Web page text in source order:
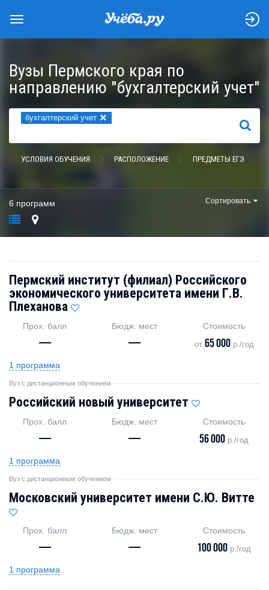
Вузы Пермского края по
направлению "бухгалтерский учет"
бухгалтерский учет ×
НАЙТИ
УСЛОВИЯ ОБУЧЕНИЯ РАСПОЛОЖЕНИЕ ПРЕДМЕТЫ ЕГЭ
6 программ Сортировать
Пермский институт (филиал) Российского
экономического университета имени Г.В.
Плеханова
Прох. балл
—
Бюдж. мест
—
Стоимость
от 65 000р./год
1 программа
Вуз с дистанционным обучением
Российский новый университет
Прох. балл
—
Бюдж. мест
—
Стоимость
56 000 р./год
1 программа
Вуз с дистанционным обучением
Московский университет имени С.Ю. Витте
Прох. балл
—
Бюдж. мест
—
Стоимость
100 000 р./год
1 программа